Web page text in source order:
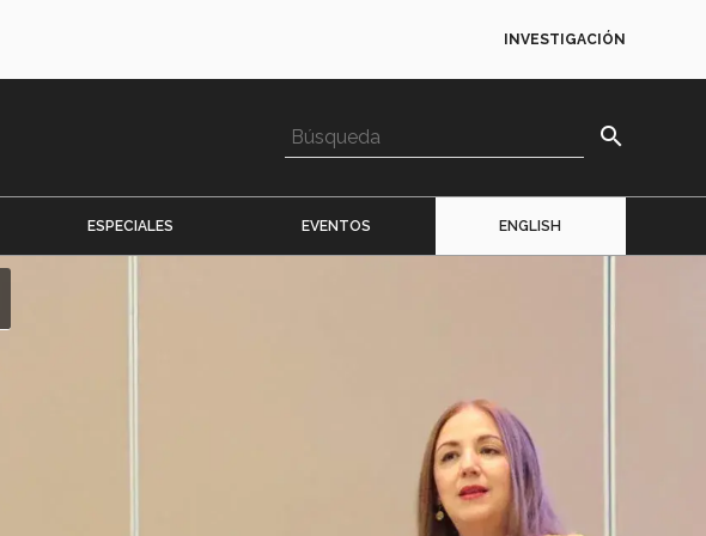
INVESTIGACIÓN
search
ESPECIALES EVENTOS ENGLISH